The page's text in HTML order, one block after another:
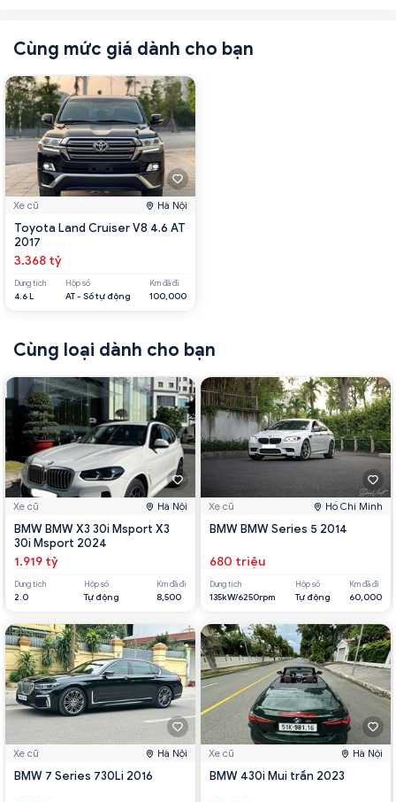
Cùng mức giá dành cho bạn
Xe cũ Hà Nội
Toyota Land Cruiser V8 4.6 AT
2017
3.368 tỷ
Dung tích
4.6 L
Hộp số
AT - Số tự động
Km đã đi
100,000
Cùng loại dành cho bạn
Xe cũ Hà Nội
BMW BMW X3 30i Msport X3
30i Msport 2024
1.919 tỷ
Dung tích
2.0
Hộp số
Tự động
Km đã đi
8,500
Xe cũ Hà Nội
BMW 7 Series 730Li 2016
Xe cũ Hồ Chí Minh
BMW BMW Series 5 2014
680 triệu
Dung tích
135kW/6250rpm
Hộp số
Tự động
Km đã đi
60,000
Xe cũ Hà Nội
BMW 430i Mui trần 2023